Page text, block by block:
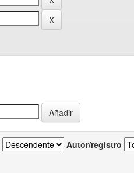
Autor/registro